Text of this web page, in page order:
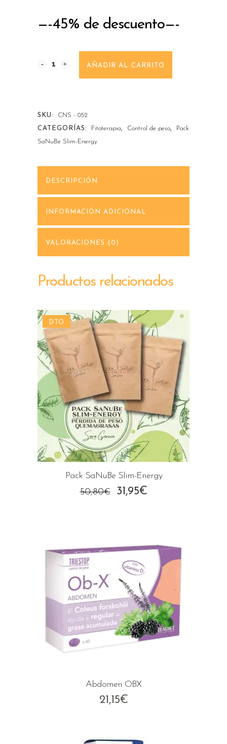
ORIGINAL
ERA:
17,95€.
ACTUAL
ES:
11,95€.
—-45% de descuento—-
Sanube
tox
quantity
AÑADIR AL CARRITO
SKU:
CNS - 052
CATEGORÍAS:
Fitoterapia, Control de peso,
Pack
SaNuBe Slim-Energy
DESCRIPCIÓN
INFORMACIÓN ADICIONAL
VALORACIONES (0)
Productos relacionados
DTO
Pack SaNuBe Slim-Energy
50,80€
El
50,80€.
31,95€El
31,95€.
Abdomen OBX
21,15€